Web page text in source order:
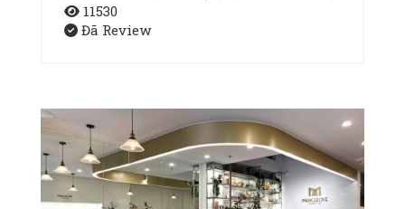
11530
Đã Review